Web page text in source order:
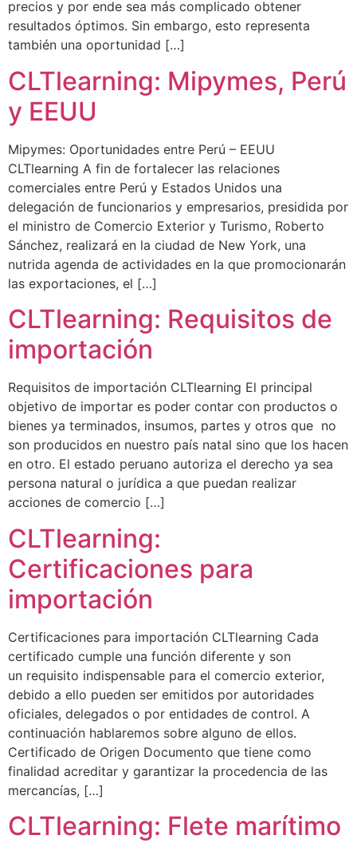
precios y por ende sea más complicado obtener
resultados óptimos. Sin embargo, esto representa
también una oportunidad […]
CLTlearning: Mipymes, Perú
y EEUU
Mipymes: Oportunidades entre Perú – EEUU
CLTlearning A fin de fortalecer las relaciones
comerciales entre Perú y Estados Unidos una
delegación de funcionarios y empresarios, presidida por
el ministro de Comercio Exterior y Turismo, Roberto
Sánchez, realizará en la ciudad de New York, una
nutrida agenda de actividades en la que promocionarán
las exportaciones, el […]
CLTlearning: Requisitos de
importación
Requisitos de importación CLTlearning El principal
objetivo de importar es poder contar con productos o
bienes ya terminados, insumos, partes y otros que no
son producidos en nuestro país natal sino que los hacen
en otro. El estado peruano autoriza el derecho ya sea
persona natural o jurídica a que puedan realizar
acciones de comercio […]
CLTlearning:
Certificaciones para
importación
Certificaciones para importación CLTlearning Cada
certificado cumple una función diferente y son
un requisito indispensable para el comercio exterior,
debido a ello pueden ser emitidos por autoridades
oficiales, delegados o por entidades de control. A
continuación hablaremos sobre alguno de ellos.
Certificado de Origen Documento que tiene como
finalidad acreditar y garantizar la procedencia de las
mercancías, […]
CLTlearning: Flete marítimo